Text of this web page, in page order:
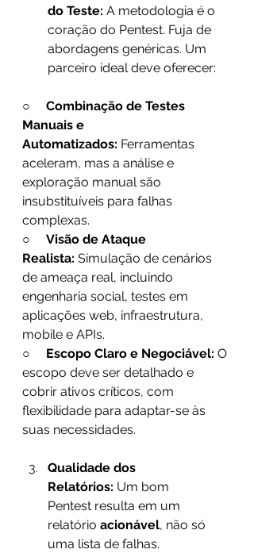
do Teste: A metodologia é o
coração do Pentest. Fuja de
abordagens genéricas. Um
parceiro ideal deve oferecer:
○ Combinação de Testes
Manuais e
Automatizados: Ferramentas
aceleram, mas a análise e
exploração manual são
insubstituíveis para falhas
complexas.
○ Visão de Ataque
Realista: Simulação de cenários
de ameaça real, incluindo
engenharia social, testes em
aplicações web, infraestrutura,
mobile e APIs.
○ Escopo Claro e Negociável: O
escopo deve ser detalhado e
cobrir ativos críticos, com
flexibilidade para adaptar-se às
suas necessidades.
Qualidade dos
Relatórios: Um bom
Pentest resulta em um
relatório acionável, não só
uma lista de falhas.